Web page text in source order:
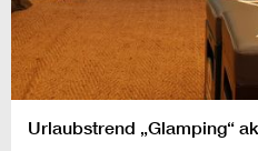
Urlaubstrend „Glamping“